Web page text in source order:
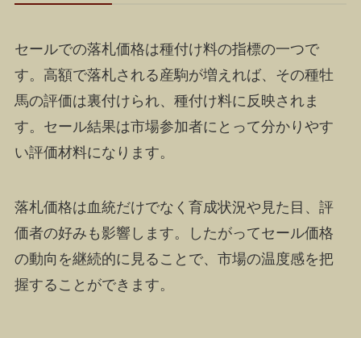
セールでの落札価格は種付け料の指標の一つで
す。高額で落札される産駒が増えれば、その種牡
馬の評価は裏付けられ、種付け料に反映されま
す。セール結果は市場参加者にとって分かりやす
い評価材料になります。
落札価格は血統だけでなく育成状況や見た目、評
価者の好みも影響します。したがってセール価格
の動向を継続的に見ることで、市場の温度感を把
握することができます。